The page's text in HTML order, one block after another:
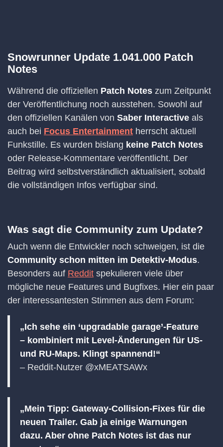
Snowrunner Update 1.041.000 Patch
Notes
Während die offiziellen Patch Notes zum Zeitpunkt
der Veröffentlichung noch ausstehen. Sowohl auf
den offiziellen Kanälen von Saber Interactive als
auch bei Focus Entertainment herrscht aktuell
Funkstille. Es wurden bislang keine Patch Notes
oder Release-Kommentare veröffentlicht. Der
Beitrag wird selbstverständlich aktualisiert, sobald
die vollständigen Infos verfügbar sind.
Was sagt die Community zum Update?
Auch wenn die Entwickler noch schweigen, ist die
Community schon mitten im Detektiv-Modus.
Besonders auf Reddit spekulieren viele über
mögliche neue Features und Bugfixes. Hier ein paar
der interessantesten Stimmen aus dem Forum:
„Ich sehe ein ‘upgradable garage’-Feature
– kombiniert mit Level-Änderungen für US-
und RU-Maps. Klingt spannend!“
– Reddit-Nutzer @xMEATSAWx
„Mein Tipp: Gateway-Collision-Fixes für die
neuen Trailer. Gab ja einige Warnungen
dazu. Aber ohne Patch Notes ist das nur